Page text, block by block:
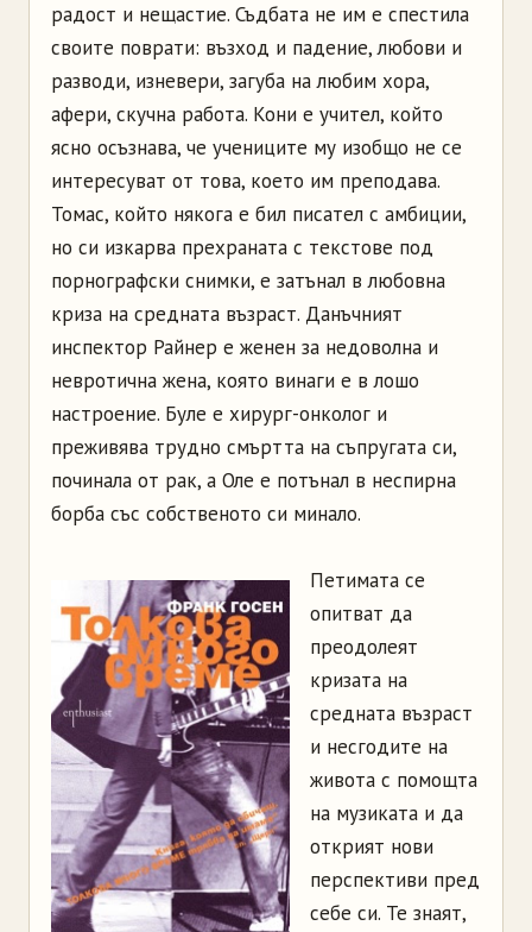
радост и нещастие. Съдбата не им е спестила
своите поврати: възход и падение, любови и
разводи, изневери, загуба на любим хора,
афери, скучна работа. Кони е учител, който
ясно осъзнава, че учениците му изобщо не се
интересуват от това, което им преподава.
Томас, който някога е бил писател с амбиции,
но си изкарва прехраната с текстове под
порнографски снимки, е затънал в любовна
криза на средната възраст. Данъчният
инспектор Райнер е женен за недоволна и
невротична жена, която винаги е в лошо
настроение. Буле е хирург-онколог и
преживява трудно смъртта на съпругата си,
починала от рак, а Оле е потънал в неспирна
борба със собственото си минало.
Петимата се
опитват да
преодолеят
кризата на
средната възраст
и несгодите на
живота с помощта
на музиката и да
открият нови
перспективи пред
себе си. Те знаят,